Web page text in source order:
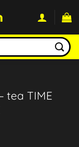
tea TIME